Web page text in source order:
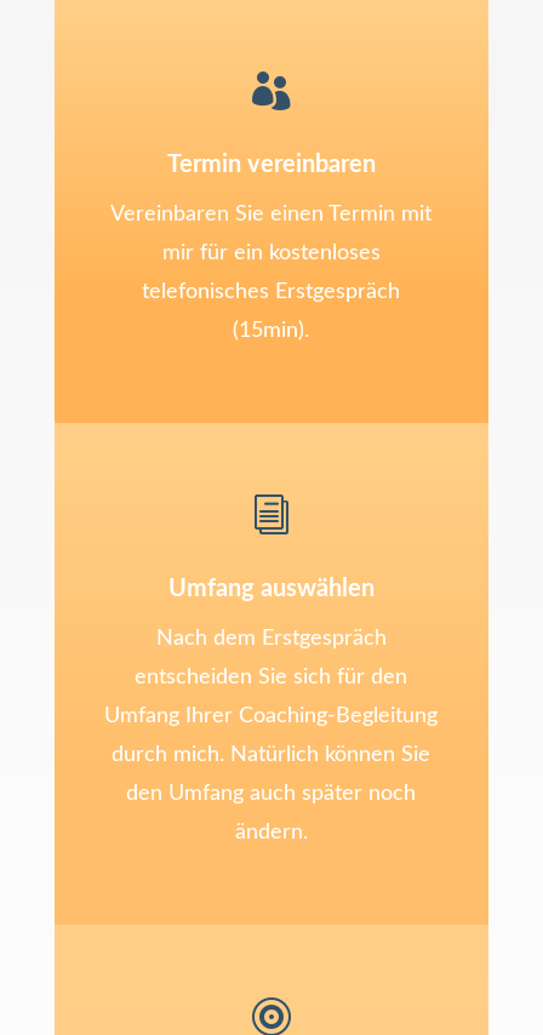

Termin vereinbaren
Vereinbaren Sie einen Termin mit
mir für ein kostenloses
telefonisches Erstgespräch
(15min).
i
Umfang auswählen
Nach dem Erstgespräch
entscheiden Sie sich für den
Umfang Ihrer Coaching-Begleitung
durch mich. Natürlich können Sie
den Umfang auch später noch
ändern.
